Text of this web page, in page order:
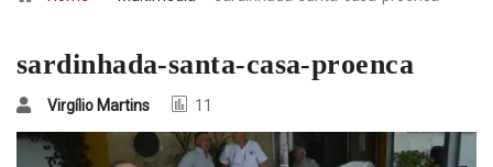
sardinhada-santa-casa-proenca
Virgílio Martins 11